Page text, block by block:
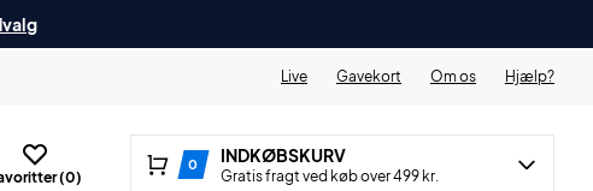
Live Gavekort Om os Hjælp?
(0)
0 INDKØBSKURV
Gratis fragt ved køb over 499 kr.